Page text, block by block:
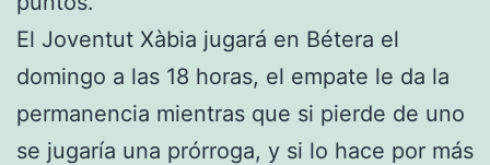
El Joventut Xàbia jugará en Bétera el
domingo a las 18 horas, el empate le da la
permanencia mientras que si pierde de uno
se jugaría una prórroga, y si lo hace por más